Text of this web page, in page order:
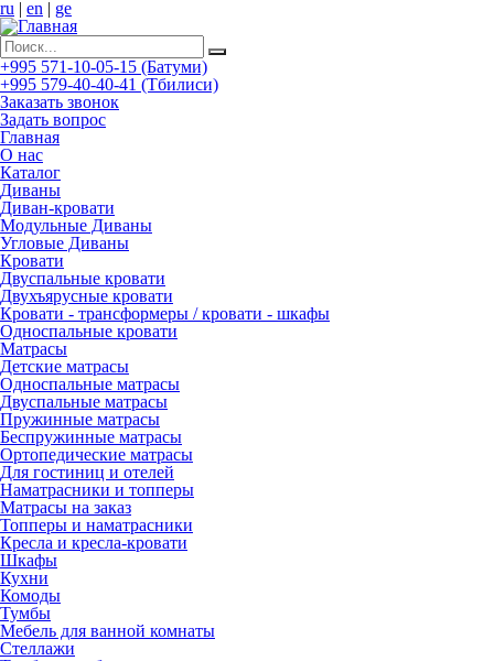
ru | en | ge
+995 571-10-05-15 (Батуми)
+995 579-40-40-41 (Тбилиси)
Заказать звонок
Задать вопрос
Главная
О нас
Каталог
Диваны
Диван-кровати
Модульные Диваны
Угловые Диваны
Кровати
Двуспальные кровати
Двухъярусные кровати
Кровати - трансформеры / кровати - шкафы
Односпальные кровати
Матрасы
Детские матрасы
Односпальные матрасы
Двуспальные матрасы
Пружинные матрасы
Беспружинные матрасы
Ортопедические матрасы
Для гостиниц и отелей
Наматрасники и топперы
Матрасы на заказ
Топперы и наматрасники
Кресла и кресла-кровати
Шкафы
Кухни
Комоды
Тумбы
Мебель для ванной комнаты
Стеллажи